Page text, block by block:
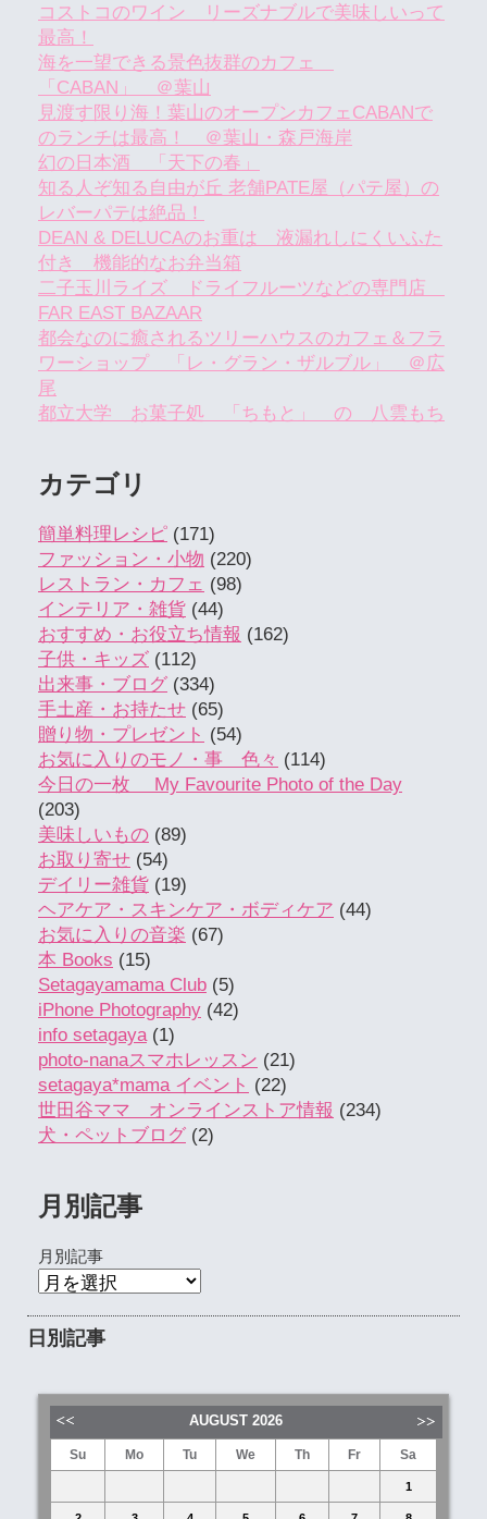
コストコのワイン リーズナブルで美味しいって
最高！
海を一望できる景色抜群のカフェ
「CABAN」 ＠葉山
見渡す限り海！葉山のオープンカフェCABANで
のランチは最高！ ＠葉山・森戸海岸
幻の日本酒 「天下の春」
知る人ぞ知る自由が丘 老舗PATE屋（パテ屋）の
レバーパテは絶品！
DEAN & DELUCAのお重は 液漏れしにくいふた
付き 機能的なお弁当箱
二子玉川ライズ ドライフルーツなどの専門店
FAR EAST BAZAAR
都会なのに癒されるツリーハウスのカフェ＆フラ
ワーショップ 「レ・グラン・ザルブル」 ＠広
尾
都立大学 お菓子処 「ちもと」 の 八雲もち
カテゴリ
簡単料理レシピ (171)
ファッション・小物 (220)
レストラン・カフェ (98)
インテリア・雑貨 (44)
おすすめ・お役立ち情報 (162)
子供・キッズ (112)
出来事・ブログ (334)
手土産・お持たせ (65)
贈り物・プレゼント (54)
お気に入りのモノ・事 色々 (114)
今日の一枚 My Favourite Photo of the Day
(203)
美味しいもの (89)
お取り寄せ (54)
デイリー雑貨 (19)
ヘアケア・スキンケア・ボディケア (44)
お気に入りの音楽 (67)
本 Books (15)
Setagayamama Club (5)
iPhone Photography (42)
info setagaya(1)
photo-nanaスマホレッスン (21)
setagaya*mama イベント (22)
世田谷ママ オンラインストア情報 (234)
犬・ペットブログ (2)
月別記事
月別記事
日別記事
AUGUST 2026
Su Mo Tu We Th Fr Sa
1